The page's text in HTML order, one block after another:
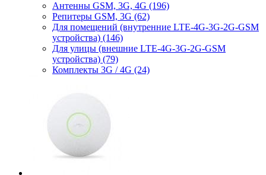
Антенны GSM, 3G, 4G (196)
Репитеры GSM, 3G (62)
Для помещений (внутренние LTE-4G-3G-2G-GSM
устройства) (146)
Для улицы (внешние LTE-4G-3G-2G-GSM
устройства) (79)
Комплекты 3G / 4G (24)